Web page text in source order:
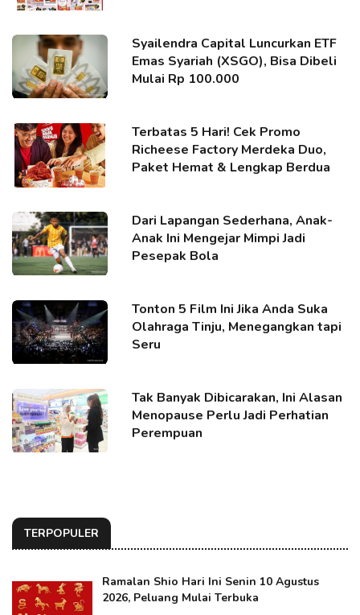
Syailendra Capital Luncurkan ETF
Emas Syariah (XSGO), Bisa Dibeli
Mulai Rp 100.000
Terbatas 5 Hari! Cek Promo
Richeese Factory Merdeka Duo,
Paket Hemat & Lengkap Berdua
Dari Lapangan Sederhana, Anak-
Anak Ini Mengejar Mimpi Jadi
Pesepak Bola
Tonton 5 Film Ini Jika Anda Suka
Olahraga Tinju, Menegangkan tapi
Seru
Tak Banyak Dibicarakan, Ini Alasan
Menopause Perlu Jadi Perhatian
Perempuan
TERPOPULER
Ramalan Shio Hari Ini Senin 10 Agustus
2026, Peluang Mulai Terbuka